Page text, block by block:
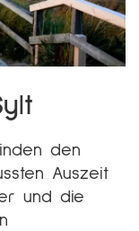
den
Auszeit
und die